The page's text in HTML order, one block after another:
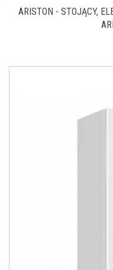
ARISTON - STOJĄCY,